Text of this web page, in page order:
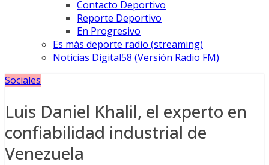
Contacto Deportivo
Reporte Deportivo
En Progresivo
Es más deporte radio (streaming)
Noticias Digital58 (Versión Radio FM)
Sociales
Luis Daniel Khalil, el experto en
confiabilidad industrial de
Venezuela